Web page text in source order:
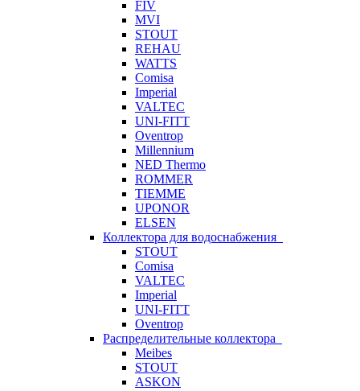
FIV
MVI
STOUT
REHAU
WATTS
Comisa
Imperial
VALTEC
UNI-FITT
Oventrop
Millennium
NED Thermo
ROMMER
TIEMME
UPONOR
ELSEN
Коллектора для водоснабжения
STOUT
Comisa
VALTEC
Imperial
UNI-FITT
Oventrop
Распределительные коллектора
Meibes
STOUT
ASKON